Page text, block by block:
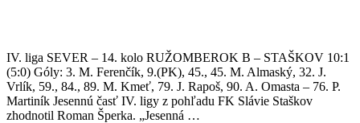
IV. liga SEVER – 14. kolo RUŽOMBEROK B – STAŠKOV 10:1
(5:0) Góly: 3. M. Ferenčík, 9.(PK), 45., 45. M. Almaský, 32. J.
Vrlík, 59., 84., 89. M. Kmeť, 79. J. Rapoš, 90. A. Omasta – 76. P.
Martiník Jesennú časť IV. ligy z pohľadu FK Slávie Staškov
zhodnotil Roman Šperka. „Jesenná …